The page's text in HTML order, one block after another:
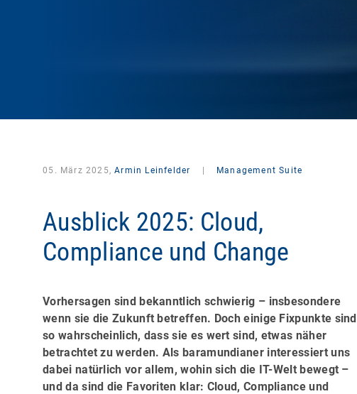
05. März 2025,Armin Leinfelder Management Suite
Ausblick 2025: Cloud,
Compliance und Change
Vorhersagen sind bekanntlich schwierig – insbesondere
wenn sie die Zukunft betreffen. Doch einige Fixpunkte sind
so wahrscheinlich, dass sie es wert sind, etwas näher
betrachtet zu werden. Als baramundianer interessiert uns
dabei natürlich vor allem, wohin sich die IT-Welt bewegt –
und da sind die Favoriten klar: Cloud, Compliance und